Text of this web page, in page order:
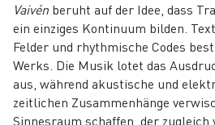
Vaivén beruht auf der Idee, dass
ein einziges Kontinuum bilden.
Felder und rhythmische Codes
Werks. Die Musik lotet das
aus, während akustische und
zeitlichen Zusammenhänge
Sinnesraum schaffen, der